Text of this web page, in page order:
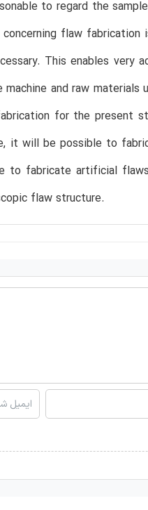
to regard the
flaw fabrication
This enables very
and raw materials
for the present
it will be possible to
to fabricate artificial
flaw structure.